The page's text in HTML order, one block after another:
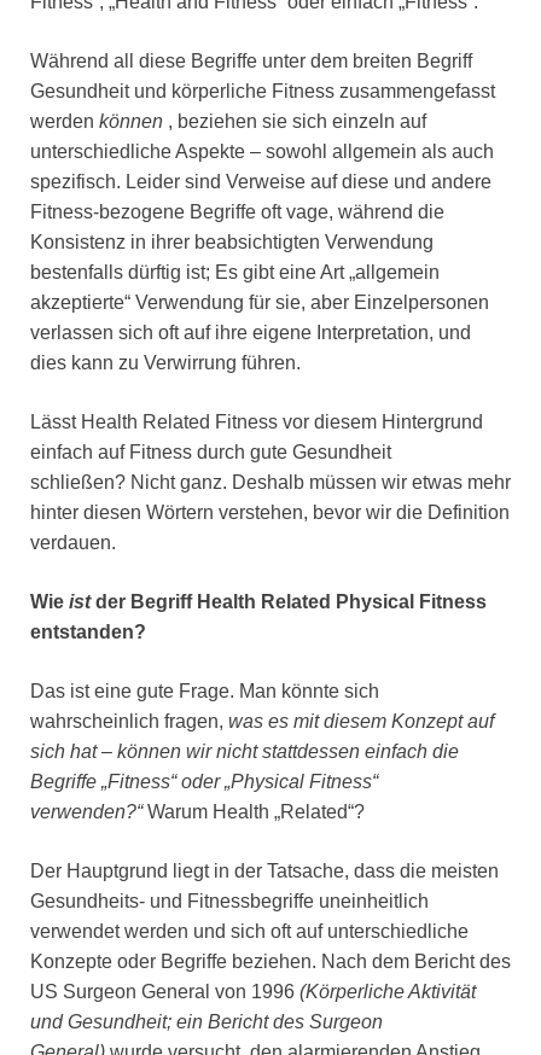
Während all diese Begriffe unter dem breiten Begriff
Gesundheit und körperliche Fitness zusammengefasst
werden können , beziehen sie sich einzeln auf
unterschiedliche Aspekte – sowohl allgemein als auch
spezifisch. Leider sind Verweise auf diese und andere
Fitness-bezogene Begriffe oft vage, während die
Konsistenz in ihrer beabsichtigten Verwendung
bestenfalls dürftig ist; Es gibt eine Art „allgemein
akzeptierte“ Verwendung für sie, aber Einzelpersonen
verlassen sich oft auf ihre eigene Interpretation, und
dies kann zu Verwirrung führen.
Lässt Health Related Fitness vor diesem Hintergrund
einfach auf Fitness durch gute Gesundheit
schließen? Nicht ganz. Deshalb müssen wir etwas mehr
hinter diesen Wörtern verstehen, bevor wir die Definition
verdauen.
Wie istder Begriff Health Related Physical Fitness
entstanden?
Das ist eine gute Frage. Man könnte sich
wahrscheinlich fragen, was es mit diesem Konzept auf
sich hat – können wir nicht stattdessen einfach die
Begriffe „Fitness“ oder „Physical Fitness“
verwenden?“Warum Health „Related“?
Der Hauptgrund liegt in der Tatsache, dass die meisten
Gesundheits- und Fitnessbegriffe uneinheitlich
verwendet werden und sich oft auf unterschiedliche
Konzepte oder Begriffe beziehen. Nach dem Bericht des
US Surgeon General von 1996 (Körperliche Aktivität
und Gesundheit; ein Bericht des Surgeon